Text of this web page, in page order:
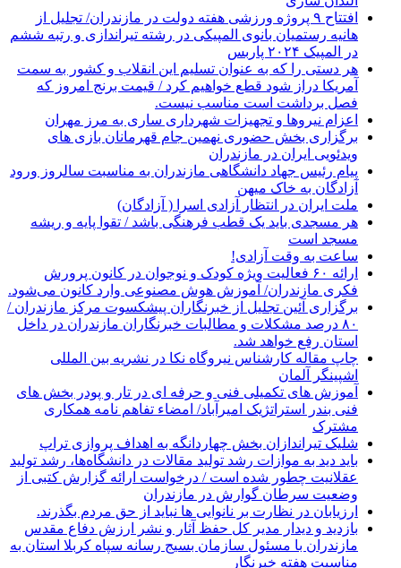
افتتاح ۹ پروژه ورزشی هفته دولت در مازندران/ تجلیل از
هانیه رستمیان بانوی المپیکی در رشته تیراندازی و رتبه ششم
در المپیک ۲۰۲۴ پاربس
هر دستی را که به عنوان تسلیم این انقلاب و کشور به سمت
آمريکا دراز شود قطع خواهیم کرد / قیمت برنج امروز که
فصل برداشت است مناسب نیست.
اعزام نیروها و تجهیزات شهرداری ساری به مرز مهران
برگزاری بخش حضوری نهمین جام قهرمانان بازی های
ویدئویی ایران در مازندران
پیام رئیس جهاد دانشگاهی مازندران به مناسبت سالروز ورود
آزادگان به خاک میهن
ملت ایران در انتظار آزادی اسرا ( آزادگان)
هر مسجدی باید یک قطب فرهنگی باشد / تقوا پایه و ریشه
مسجد است
ساعت به وقت آزادی!
ارائه ۶۰ فعالیت ویژه کودک و نوجوان در کانون پرورش
فکری مازندران/ آموزش هوش مصنوعی وارد کانون می‌شود.
برگزاری آئین تجلیل از خبرنگاران پیشکسوت مرکز مازندران /
۸۰ درصد مشکلات و مطالبات خبرنگاران مازندران در داخل
استان رفع خواهد شد.
چاپ مقاله کارشناس نيروگاه نكا در نشریه بین المللی
اشپینگر آلمان
آموزش های تکمیلی فنی و حرفه ای در تار و پودر بخش های
فنی بندر استراتژیک امیرآباد/ امضاء تفاهم نامه همکاری
مشترک
شلیک تیراندازان بخش چهاردانگه به اهداف پروازی تراپ
باید دید به موازات رشد تولید مقالات در دانشگاه‌ها، رشد تولید
عقلانیت چطور شده است / درخواست ارائه گزارش کتبی از
وضعیت سرطان گوارش در مازندران
ارزیابان در نظارت بر نانوایی ها نباید از حق مردم بگذرند.
بازدید و دیدار مدیر کل حفظ آثار و نشر ارزش دفاع مقدس
مازندران با مسئول سازمان بسیج رسانه سپاه کربلا استان به
مناسبت هفته خبرنگار